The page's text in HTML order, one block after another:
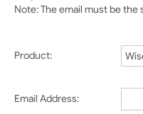
Note: The email must be
Product:
Email Address: